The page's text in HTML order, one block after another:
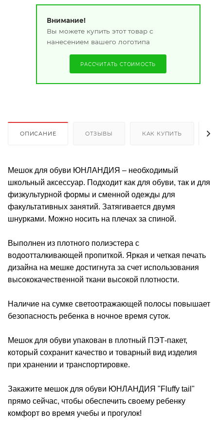
Внимание!
Вы можете купить этот товар с
нанесением вашего логотипа
РАССЧИТАТЬ СТОИМОСТЬ
ОПИСАНИЕ ОТЗЫВЫ КАК КУПИТЬ
Мешок для обуви ЮНЛАНДИЯ – необходимый
школьный аксессуар. Подходит как для обуви, так и для
физкультурной формы и сменной одежды для
факультативных занятий. Затягивается двумя
шнурками. Можно носить на плечах за спиной.
Выполнен из плотного полиэстера с
водоотталкивающей пропиткой. Яркая и четкая печать
дизайна на мешке достигнута за счет использования
высококачественной ткани высокой плотности.
Наличие на сумке светоотражающей полосы повышает
безопасность ребенка в ночное время суток.
Мешок для обуви упакован в плотный ПЭТ-пакет,
который сохранит качество и товарный вид изделия
при хранении и транспортировке.
Закажите мешок для обуви ЮНЛАНДИЯ "Fluffy tail"
прямо сейчас, чтобы обеспечить своему ребенку
комфорт во время учебы и прогулок!